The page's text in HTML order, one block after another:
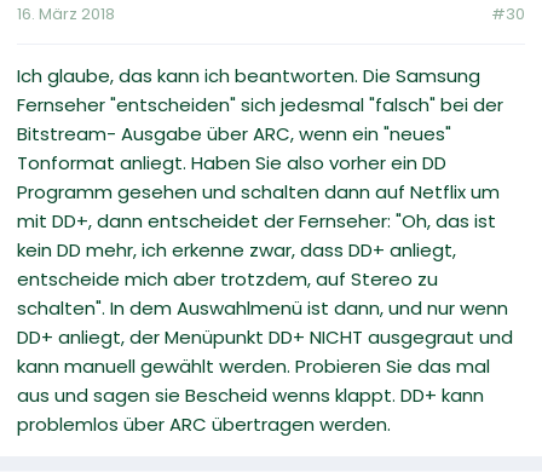
16. März 2018 #30
Ich glaube, das kann ich beantworten. Die Samsung
Fernseher "entscheiden" sich jedesmal "falsch" bei der
Bitstream- Ausgabe über ARC, wenn ein "neues"
Tonformat anliegt. Haben Sie also vorher ein DD
Programm gesehen und schalten dann auf Netflix um
mit DD+, dann entscheidet der Fernseher: "Oh, das ist
kein DD mehr, ich erkenne zwar, dass DD+ anliegt,
entscheide mich aber trotzdem, auf Stereo zu
schalten". In dem Auswahlmenü ist dann, und nur wenn
DD+ anliegt, der Menüpunkt DD+ NICHT ausgegraut und
kann manuell gewählt werden. Probieren Sie das mal
aus und sagen sie Bescheid wenns klappt. DD+ kann
problemlos über ARC übertragen werden.